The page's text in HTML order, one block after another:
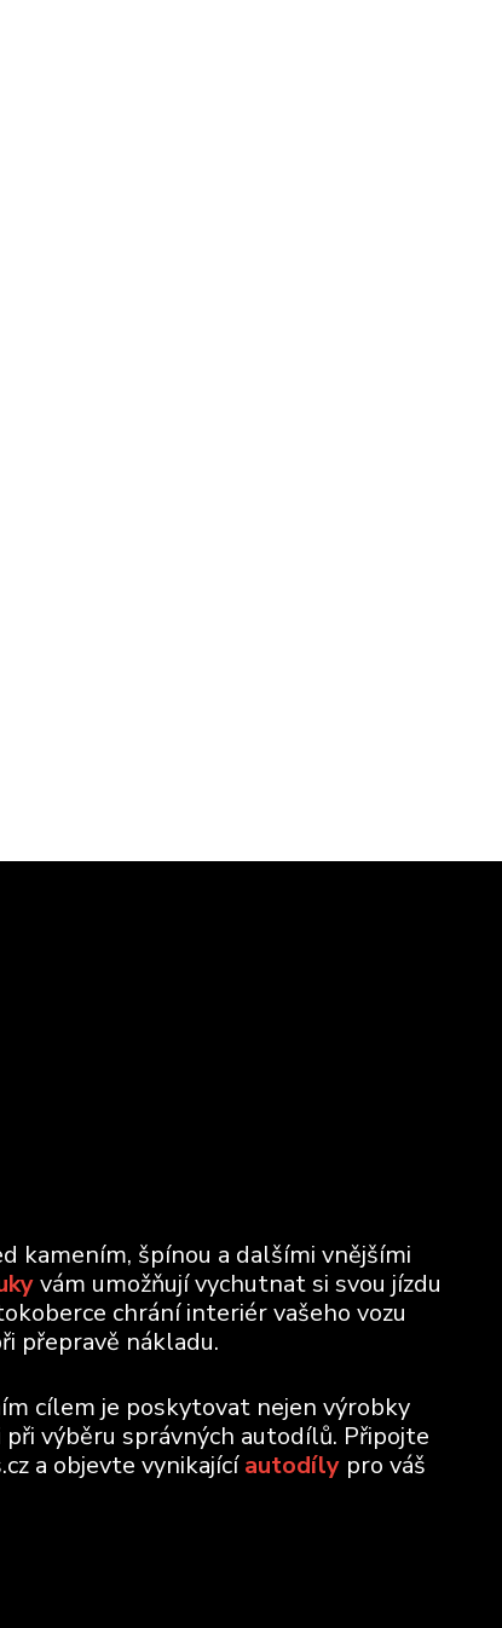
kamením, špínou a dalšími vnějšími
vám umožňují vychutnat si svou jízdu
chrání interiér vašeho vozu
přepravě nákladu.
cílem je poskytovat nejen výrobky
výběru správných autodílů. Připojte
a objevte vynikajícíautodíly pro váš